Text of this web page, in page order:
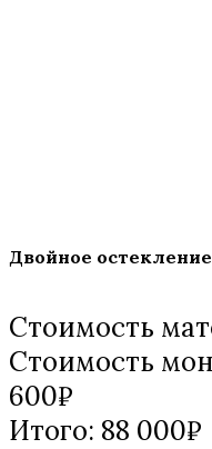
Двойное остекление
Стоимость
Стоимость
600₽
Итого: 88 000₽